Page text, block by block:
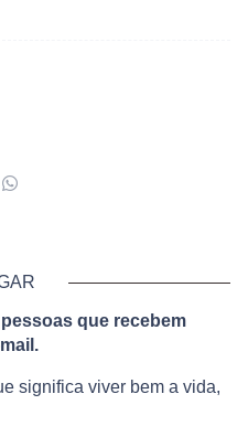
que recebem
significa viver bem a vida,